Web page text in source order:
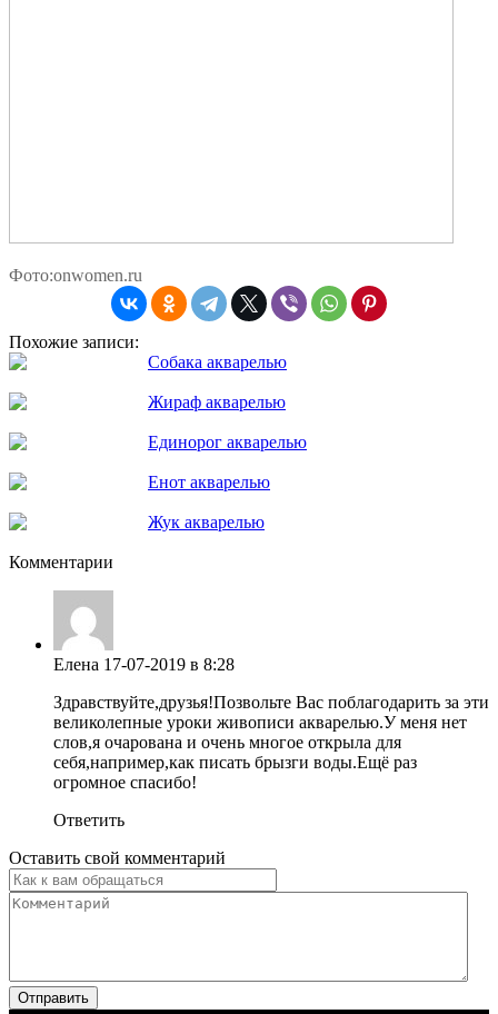
Фото:onwomen.ru
Похожие записи:
Собака акварелью
Жираф акварелью
Единорог акварелью
Енот акварелью
Жук акварелью
Комментарии
Елена 17-07-2019 в 8:28
Здравствуйте,друзья!Позвольте Вас поблагодарить за эти
великолепные уроки живописи акварелью.У меня нет
слов,я очарована и очень многое открыла для
себя,например,как писать брызги воды.Ещё раз
огромное спасибо!
Ответить
Оставить свой комментарий